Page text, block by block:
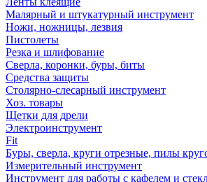
Малярный и штукатурный инструмент
Ножи, ножницы, лезвия
Пистолеты
Резка и шлифование
Сверла, коронки, буры, биты
Средства защиты
Столярно-слесарный инструмент
Хоз. товары
Щетки для дрели
Электроинструмент
Fit
Буры, сверла, круги отрезные, пилы
Измерительный инструмент
Инструмент для работы с кафелем и